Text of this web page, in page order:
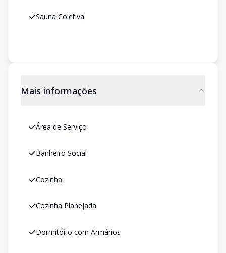
Sauna Coletiva
Mais informações
Área de Serviço
Banheiro Social
Cozinha
Cozinha Planejada
Dormitório com Armários